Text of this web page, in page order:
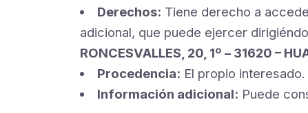
Derechos: Tiene derecho a
adicional, que puede ejercer
RONCESVALLES, 20, 1º – 31620 –
Procedencia: El propio interesado.
Información adicional: Puede